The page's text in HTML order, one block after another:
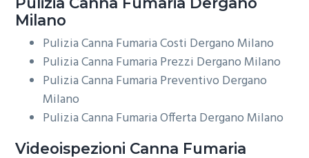
Milano
Pulizia Canna Fumaria Costi Dergano Milano
Pulizia Canna Fumaria Prezzi Dergano Milano
Pulizia Canna Fumaria Preventivo Dergano
Milano
Pulizia Canna Fumaria Offerta Dergano Milano
Videoispezioni Canna Fumaria